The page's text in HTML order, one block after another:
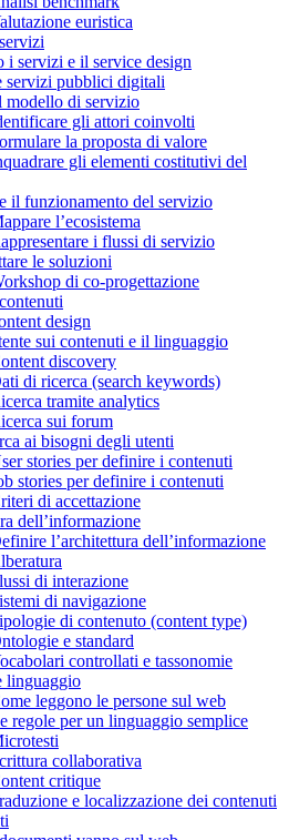
euristica
i servizi e il service design
servizi pubblici digitali
modello di servizio
gli attori coinvolti
la proposta di valore
gli elementi costitutivi del
il funzionamento del servizio
l’ecosistema
i flussi di servizio
le soluzioni
di co-progettazione
design
sui contenuti e il linguaggio
discovery
di ricerca (search keywords)
tramite analytics
sui forum
ai bisogni degli utenti
stories per definire i contenuti
stories per definire i contenuti
di accettazione
dell’informazione
l’architettura dell’informazione
di interazione
di navigazione
di contenuto (content type)
e standard
controllati e tassonomie
linguaggio
leggono le persone sul web
regole per un linguaggio semplice
collaborativa
critique
e localizzazione dei contenuti